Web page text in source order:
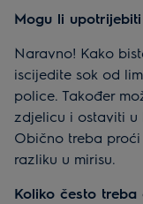
Mogu li
Naravno! Kako
iscijedite sok od
police. Također
zdjelicu i ostaviti u
Obično treba
razliku u mirisu.
Koliko često